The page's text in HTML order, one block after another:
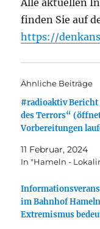
Alle aktuellen
finden Sie auf
https://
Ähnliche Beiträge
#radioaktiv Bericht
des Terrors“
Vorbereitungen
11 Februar, 2024
In "Hameln -
im Bahnhof
Extremismus